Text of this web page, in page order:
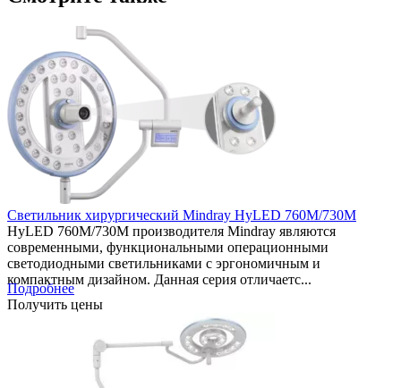
Светильник хирургический Mindray HyLED 760M/730M
HyLED 760М/730М производителя Mindray являются
современными, функциональными операционными
светодиодными светильниками с эргономичным и
компактным дизайном. Данная серия отличаетс...
Подробнее
Получить цены